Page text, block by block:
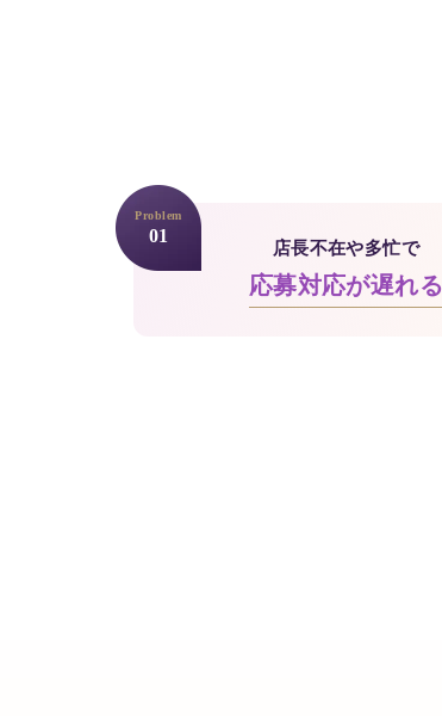
Problem
01
店長不在や多忙で
応募対応が遅れる